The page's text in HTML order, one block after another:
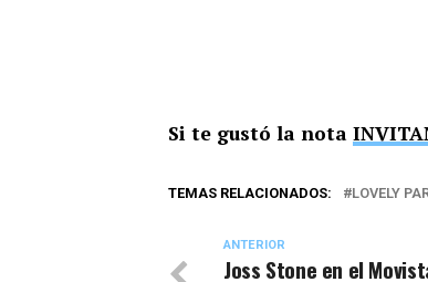
Si te gustó la nota
TEMAS RELACIONADOS: LOVELY
ANTERIOR
Joss Stone en el